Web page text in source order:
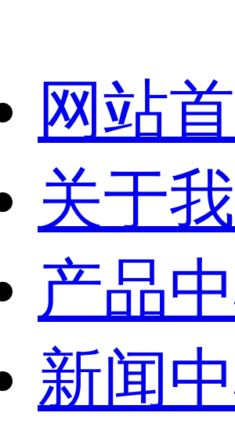
网站
关于
产品
新闻